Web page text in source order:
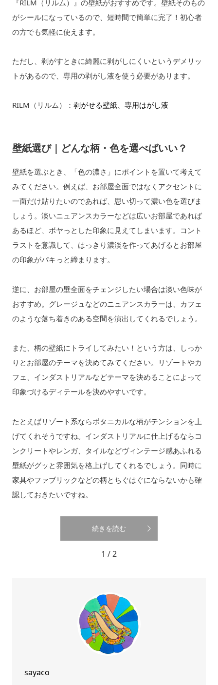
『RILM（リルム）』の壁紙がおすすめです。壁紙そのもの
がシールになっているので、短時間で簡単に完了！初心者
の方でも気軽に使えます。
ただし、剥がすときに綺麗に剥がしにくいというデメリッ
トがあるので、専用の剥がし液を使う必要があります。
RILM（リルム）： 剥がせる壁紙、 専用はがし液
壁紙選び｜どんな柄・色を選べばいい？
壁紙を選ぶとき、「色の濃さ」にポイントを置いて考えて
みてください。例えば、お部屋全面ではなくアクセントに
一面だけ貼りたいのであれば、思い切って濃い色を選びま
しょう。淡いニュアンスカラーなどは広いお部屋であれば
あるほど、ボヤっとした印象に見えてしまいます。コント
ラストを意識して、はっきり濃淡を作ってあげるとお部屋
の印象がパキっと締まります。
逆に、お部屋の壁全面をチェンジしたい場合は淡い色味が
おすすめ。グレージュなどのニュアンスカラーは、カフェ
のような落ち着きのある空間を演出してくれるでしょう。
また、柄の壁紙にトライしてみたい！という方は、しっか
りとお部屋のテーマを決めてみてください。リゾートやカ
フェ、インダストリアルなどテーマを決めることによって
印象づけるディテールを決めやすいです。
たとえばリゾート系ならボタニカルな柄がテンションを上
げてくれそうですね。インダストリアルに仕上げるならコ
ンクリートやレンガ、タイルなどヴィンテージ感あふれる
壁紙がグッと雰囲気を格上げしてくれるでしょう。同時に
家具やファブリックなどの柄とちぐはぐにならないかも確
認しておきたいですね。
続きを読む
1 / 2
sayaco